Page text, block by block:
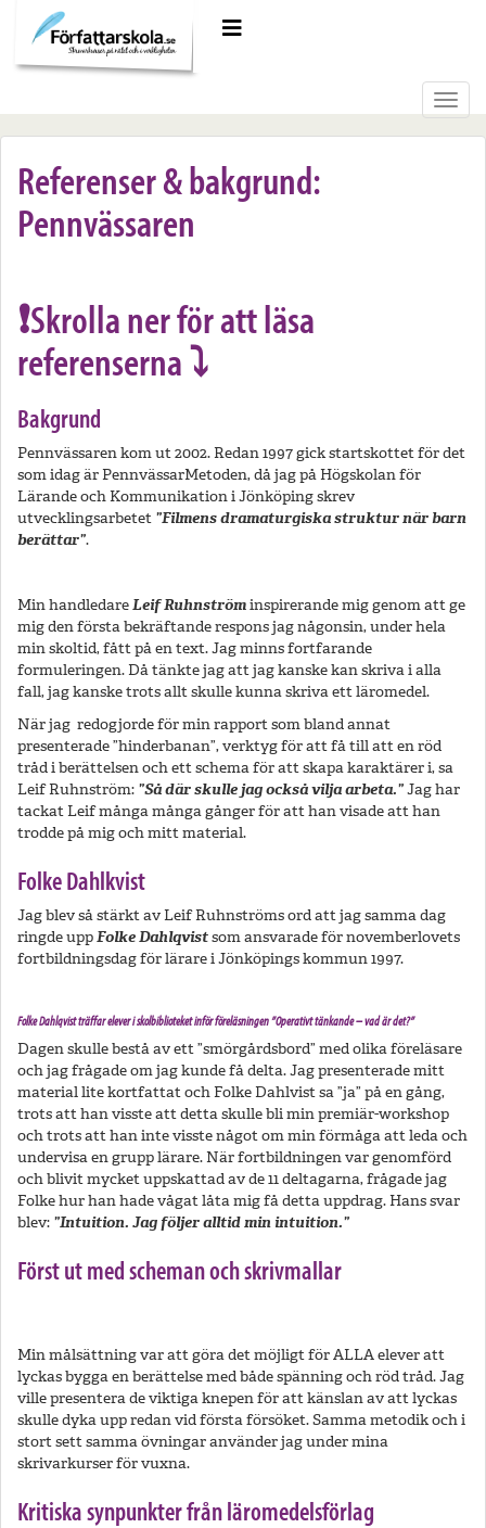
Referenser & bakgrund:
Pennvässaren
❗️Skrolla ner för att läsa
referenserna ⤵️
Bakgrund
Pennvässaren kom ut 2002. Redan 1997 gick startskottet för det
som idag är Pennvässar­­Metoden, då jag på Högskolan för
Lärande och Kommunikation i Jönköping skrev
utvecklingsarbetet ”Filmens dramaturgiska struktur när barn
berättar”.
Min handledareLeif Ruhnströminspirerande mig genom att ge
mig den första bekräftande respons jag någonsin, under hela
min skoltid, fått på en text. Jag minns fortfarande
formuleringen. Då tänkte jag att jag kanske kan skriva i alla
fall, jag kanske trots allt skulle kunna skriva ett läromedel.
När jag redogjorde för min rapport som bland annat
presenterade ”hinderbanan”, verktyg för att få till att en röd
tråd i berättelsen och ett schema för att skapa karaktärer i, sa
Leif Ruhnström: ”Så där skulle jag också vilja arbeta.”Jag har
tackat Leif många många gånger för att han visade att han
trodde på mig och mitt material.
Folke Dahlkvist
Jag blev så stärkt av Leif Ruhnströms ord att jag samma dag
ringde uppFolke Dahlqvistsom ansvarade för novemberlovets
fortbildningsdag för lärare i Jönköpings kommun 1997.
Folke Dahlqvist träffar elever i skolbiblioteket inför föreläsningen ”Operativt tänkande – vad är det?”
Dagen skulle bestå av ett ”smörgårdsbord” med olika föreläsare
och jag frågade om jag kunde få delta. Jag presenterade mitt
material lite kortfattat och Folke Dahlvist sa ”ja” på en gång,
trots att han visste att detta skulle bli min premiär-workshop
och trots att han inte visste något om min förmåga att leda och
undervisa en grupp lärare. När fortbildningen var genomförd
och blivit mycket uppskattad av de 11 deltagarna, frågade jag
Folke hur han hade vågat låta mig få detta uppdrag. Hans svar
blev: ”Intuition. Jag följer alltid min intuition.”
Först ut med scheman och skrivmallar
Min målsättning var att göra det möjligt för ALLA elever att
lyckas bygga en berättelse med både spänning och röd tråd. Jag
ville presentera de viktiga knepen för att känslan av att lyckas
skulle dyka upp redan vid första försöket. Samma metodik och i
stort sett samma övningar använder jag under mina
skrivarkurser för vuxna.
Kritiska synpunkter från läromedelsförlag